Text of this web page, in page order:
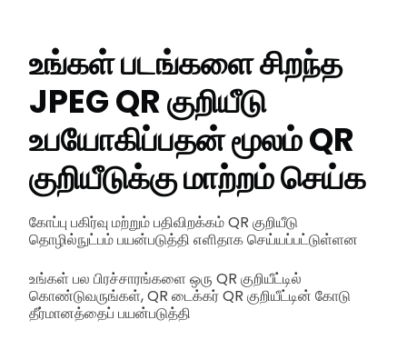
உங்கள் படங்களை சிறந்த
JPEG QR குறியீடு
உபயோகிப்பதன் மூலம் QR
குறியீடுக்கு மாற்றம் செய்க
கோப்பு பகிர்வு மற்றும் பதிவிறக்கம் QR குறியீடு
தொழில்நுட்பம் பயன்படுத்தி எளிதாக செய்யப்பட்டுள்ளன
உங்கள் பல பிரச்சாரங்களை ஒரு QR குறியீட்டில்
கொண்டுவருங்கள், QR டைக்கர் QR குறியீட்டின் கோடு
தீர்மானத்தைப் பயன்படுத்தி